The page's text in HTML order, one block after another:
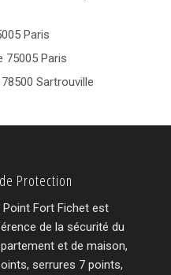
Paris
75005 Paris
Sartrouville
Protection
Point Fort Fichet est
de la sécurité du
et de maison,
serrures 7 points,